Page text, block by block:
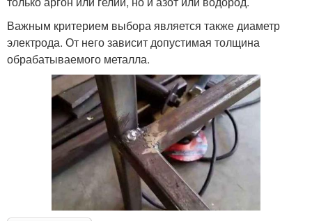
Важным критерием выбора является также диаметр
электрода. От него зависит допустимая толщина
обрабатываемого металла.